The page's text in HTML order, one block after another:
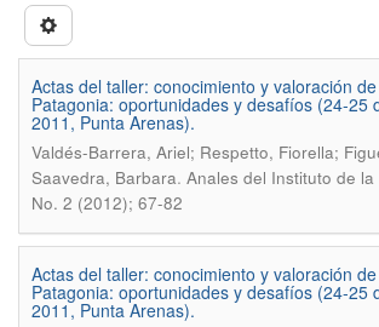
Actas del taller: conocimiento y valoración
Patagonia: oportunidades y desafíos (24-25
2011, Punta Arenas).
Valdés-Barrera, Ariel; Respetto, Fiorella;
Saavedra, Barbara. Anales del Instituto de
No. 2 (2012); 67-82
Actas del taller: conocimiento y valoración
Patagonia: oportunidades y desafíos (24-25
2011, Punta Arenas).